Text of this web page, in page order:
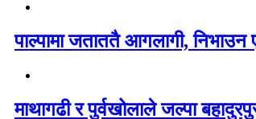
पाल्पामा जताततै आगलागी,
माथागढी र पुर्वखोलाले जल्पा